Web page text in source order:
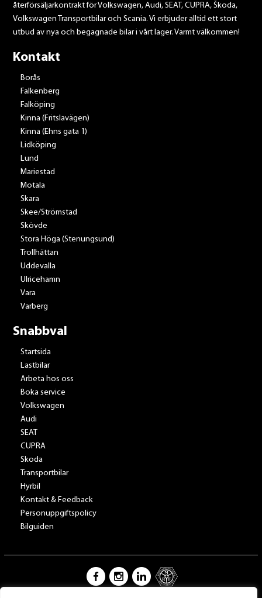
återförsäljarkontrakt för Volkswagen, Audi, SEAT, CUPRA, Škoda,
Volkswagen Transportbilar och Scania. Vi erbjuder alltid ett stort
utbud av nya och begagnade bilar i vårt lager. Varmt välkommen!
Kontakt
Borås
Falkenberg
Falköping
Kinna (Fritslavägen)
Kinna (Ehns gata 1)
Lidköping
Lund
Mariestad
Motala
Skara
Skee/Strömstad
Skövde
Stora Höga (Stenungsund)
Trollhättan
Uddevalla
Ulricehamn
Vara
Varberg
Snabbval
Startsida
Lastbilar
Arbeta hos oss
Boka service
Volkswagen
Audi
SEAT
CUPRA
Skoda
Transportbilar
Hyrbil
Kontakt & Feedback
Personuppgiftspolicy
Bilguiden